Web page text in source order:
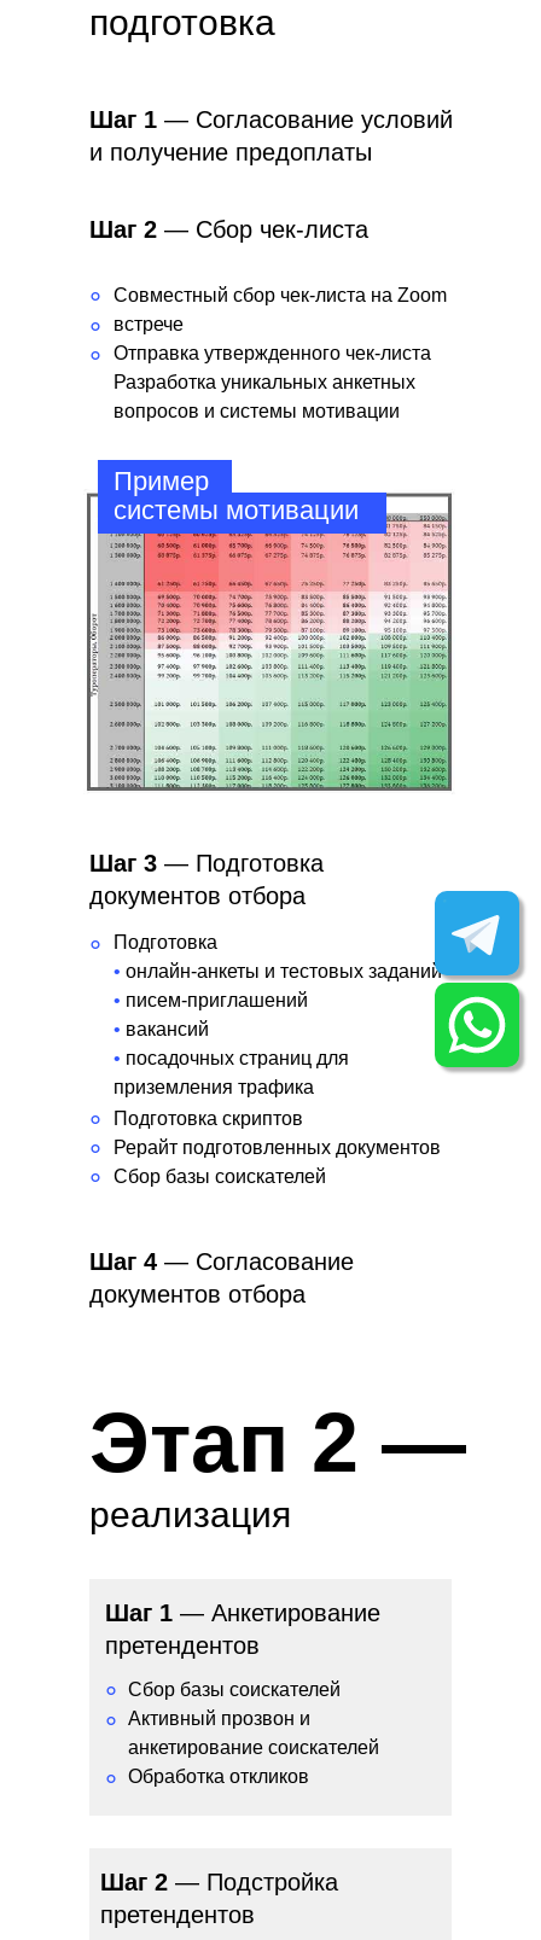
подготовка
Шаг 1 — Согласование условий
и получение предоплаты
Шаг 2 — Сбор чек-листа
Совместный сбор чек-листа на Zoom
встрече
Отправка утвержденного чек-листа
Разработка уникальных анкетных
вопросов и системы мотивации
°
°
°
Шаг 3 — Подготовка
документов отбора
Подготовка
°
°
°
• онлайн-анкеты и тестовых заданий
• писем-приглашений
• вакансий
• посадочных страниц для
приземления трафика
Подготовка скриптов
Рерайт подготовленных документов
Сбор базы соискателей
Шаг 4 — Согласование
документов отбора
Пример
системы мотивации
Этап 2 —
реализация
Шаг 1 — Анкетирование
претендентов
Сбор базы соискателей
Активный прозвон и
анкетирование соискателей
Обработка откликов
°
°
°
Шаг 2 — Подстройка
претендентов
°